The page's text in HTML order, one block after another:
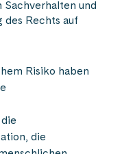
Sachverhalten und
des Rechts auf
Risiko haben
die